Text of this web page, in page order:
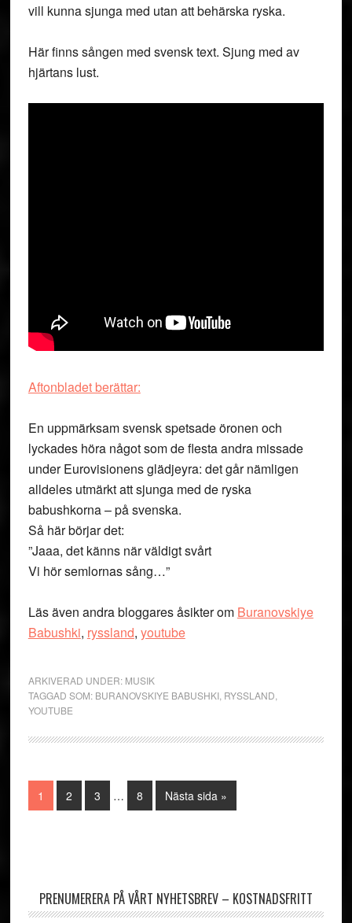
vill kunna sjunga med utan att behärska ryska.
Här finns sången med svensk text. Sjung med av
hjärtans lust.
Aftonbladet berättar:
En uppmärksam svensk spetsade öronen och
lyckades höra något som de flesta andra missade
under Eurovisionens glädjeyra: det går nämligen
alldeles utmärkt att sjunga med de ryska
babushkorna – på svenska.
Så här börjar det:
”Jaaa, det känns när väldigt svårt
Vi hör semlornas sång…”
Läs även andra bloggares åsikter om Buranovskiye
Babushki, ryssland, youtube
ARKIVERAD UNDER: MUSIK
TAGGAD SOM: BURANOVSKIYE BABUSHKI, RYSSLAND
YOUTUBE
Sida
1 Sida
2 Sida
3
Interimistiska
… Sida
8
Go
to
Nästa sida »
PRENUMERERA PÅ VÅRT NYHETSBREV – KOSTNADSFRITT